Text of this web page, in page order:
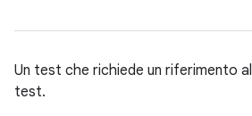
Un test che richiede un riferimento
test.